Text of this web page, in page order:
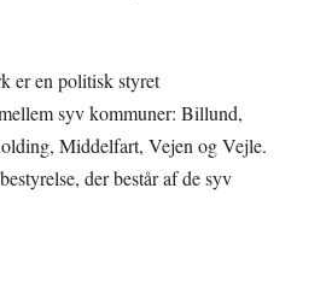
er en politisk styret
syv kommuner: Billund,
Middelfart, Vejen og Vejle.
der består af de syv